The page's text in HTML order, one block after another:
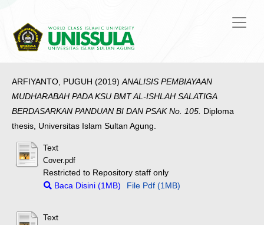
ARFIYANTO, PUGUH (2019)ANALISIS PEMBIAYAAN
MUDHARABAH PADA KSU BMT AL-ISHLAH SALATIGA
BERDASARKAN PANDUAN BI DAN PSAK No. 105. Diploma
thesis, Universitas Islam Sultan Agung.
Text
Cover.pdf
Restricted to Repository staff only
Baca Disini (1MB)
File Pdf (1MB)
Text